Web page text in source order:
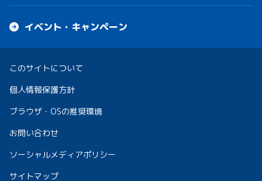
イベント・キャンペーン
このサイトについて
個人情報保護方針
ブラウザ・OSの推奨環境
お問い合わせ
ソーシャルメディアポリシー
サイトマップ